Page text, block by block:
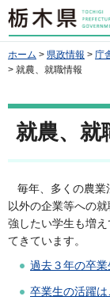
栃木県
ホーム > 県政情報 > 庁
> 就農、就職情報
就農、就
毎年、多くの農業
以外の企業等への
強したい学生も増
てきています。
過去３年の卒業
卒業生の活躍は